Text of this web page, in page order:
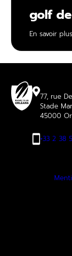
golf
En savoir plus
77, rue
Stade
45000
+33 2 38